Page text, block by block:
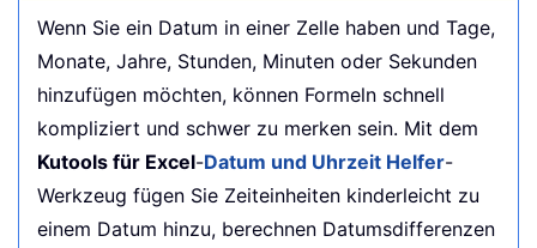
Wenn Sie ein Datum in einer Zelle haben und Tage,
Monate, Jahre, Stunden, Minuten oder Sekunden
hinzufügen möchten, können Formeln schnell
kompliziert und schwer zu merken sein. Mit dem
Kutools für Excel-Datum und Uhrzeit Helfer-
Werkzeug fügen Sie Zeiteinheiten kinderleicht zu
einem Datum hinzu, berechnen Datumsdifferenzen